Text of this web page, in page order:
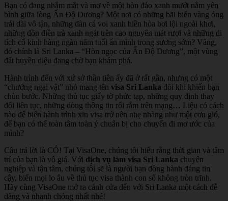
Bạn có đang nhắm mắt và mơ về một hòn đảo xanh mướt nằm yên
bình giữa lòng Ấn Độ Dương? Một nơi có những bãi biển vàng óng
trải dài vô tận, những đàn cá voi xanh hiền hòa bơi lội ngoài khơi,
những đồn điền trà xanh ngát trên cao nguyên mát rượi và những di
tích cổ kính hàng ngàn năm tuổi ẩn mình trong sương sớm? Vâng,
đó chính là Sri Lanka – “Hòn ngọc của Ấn Độ Dương”, một vùng
đất huyền diệu đang chờ bạn khám phá.
Hành trình đến với xứ sở thần tiên ấy đã ở rất gần, nhưng có một
“chướng ngại vật” nhỏ mang tên visa Sri Lanka đôi khi khiến bạn
chùn bước. Những thủ tục giấy tờ phức tạp, những quy định thay
đổi liên tục, những dòng thông tin rối rắm trên mạng… Liệu có cách
nào để biến hành trình xin visa trở nên nhẹ nhàng như một cơn gió,
để bạn có thể toàn tâm toàn ý chuẩn bị cho chuyến đi mơ ước của
mình?
Câu trả lời là CÓ! Tại VisaOne, chúng tôi hiểu rằng thời gian và tâm
trí của bạn là vô giá. Với dịch vụ làm visa Sri Lanka chuyên
nghiệp và tận tâm, chúng tôi sẽ là người bạn đồng hành đáng tin
cậy, biến mọi lo âu về thủ tục visa thành con số không tròn trĩnh.
Hãy cùng VisaOne mở ra cánh cửa đến với Sri Lanka một cách dễ
dàng và nhanh chóng nhất nhé!